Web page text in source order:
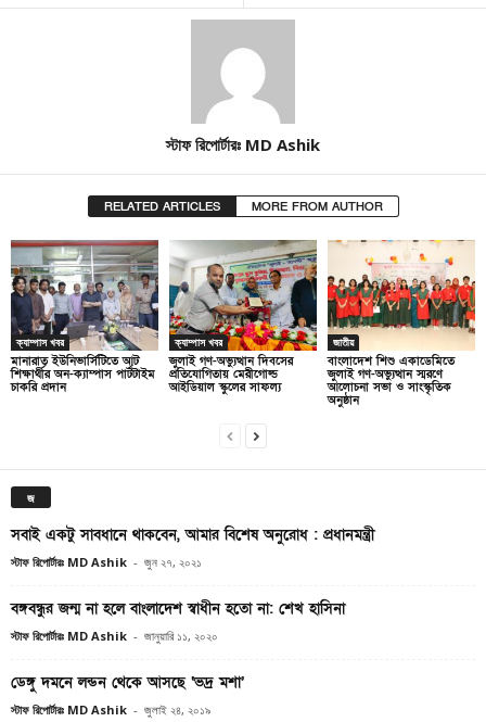
স্টাফ রিপোর্টারঃ MD Ashik
RELATED ARTICLES MORE FROM AUTHOR
ক্যাম্পাস খবর
মানারাত ইউনিভার্সিটিতে আট
শিক্ষার্থীর অন-ক্যাম্পাস পার্টটাইম
চাকরি প্রদান
ক্যাম্পাস খবর
জুলাই গণ-অভ্যুত্থান দিবসের
প্রতিযোগিতায় মেরীগোল্ড
আইডিয়াল স্কুলের সাফল্য
জাতীয়
বাংলাদেশ শিশু একাডেমিতে
জুলাই গণ-অভ্যুত্থান স্মরণে
আলোচনা সভা ও সাংস্কৃতিক
অনুষ্ঠান
জ
সবাই একটু সাবধানে থাকবেন, আমার বিশেষ অনুরোধ : প্রধানমন্ত্রী
স্টাফ রিপোর্টারঃ MD Ashik - জুন ২৭, ২০২১
বঙ্গবন্ধুর জন্ম না হলে বাংলাদেশ স্বাধীন হতো না: শেখ হাসিনা
স্টাফ রিপোর্টারঃ MD Ashik - জানুয়ারি ১১, ২০২০
ডেঙ্গু দমনে লন্ডন থেকে আসছে ‘ভদ্র মশা’
স্টাফ রিপোর্টারঃ MD Ashik - জুলাই ২৪, ২০১৯